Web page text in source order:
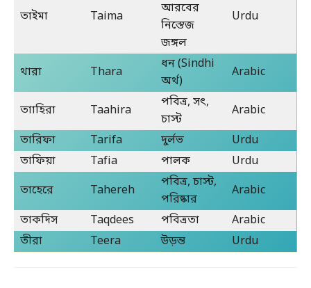
তাইমা Taima
আরবের
নিস্তেজ
জঙ্গল
Urdu
থারা Thara
ধন (Sindhi
অর্থ)
Arabic
তাাহিরা Taahira
পবিত্র, সৎ,
চাস্ট
Arabic
তারিফা
Tarifa দুর্লভ
Urdu
তাফিয়া
Tafia পালক
Urdu
তাহেরে
Tahereh
পবিত্র, চাস্ট,
পরিষ্কার
Arabic
তাকদিস
Taqdees পবিত্রতা
Arabic
তীরা
Teera উড়ন্ত Urdu